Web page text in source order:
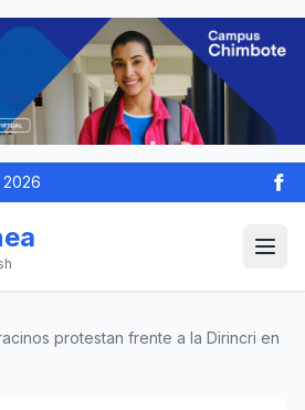
protestan frente a la Dirincri en